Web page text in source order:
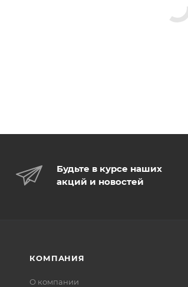
Будьте в курсе наших
акций и новостей
КОМПАНИЯ
О компании